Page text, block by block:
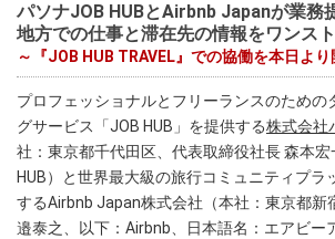
パソナJOB HUBとAirbnb Japanが業務
地方での仕事と滞在先の情報をワンス
～『JOB HUB TRAVEL』での協働を本日より
プロフェッショナルとフリーランスのための
グサービス「JOB HUB」を提供する株式会社
社：東京都千代田区、代表取締役社長 森本
HUB）と世界最大級の旅行コミュニティプラ
するAirbnb Japan株式会社（本社：東京都新
邉泰之、以下：Airbnb、日本語名：エアビー